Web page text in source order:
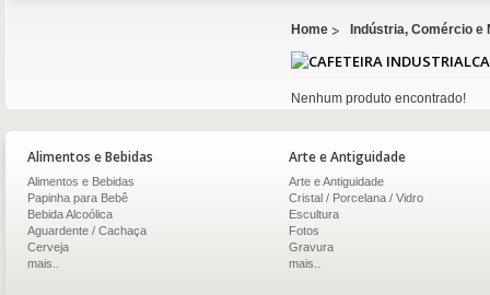
Home Indústria, Comércio e
Nenhum produto encontrado!
Alimentos e Bebidas
Alimentos e Bebidas
Papinha para Bebê
Bebida Alcoólica
Aguardente / Cachaça
Cerveja
mais..
Arte e Antiguidade
Arte e Antiguidade
Cristal / Porcelana / Vidro
Escultura
Fotos
Gravura
mais..